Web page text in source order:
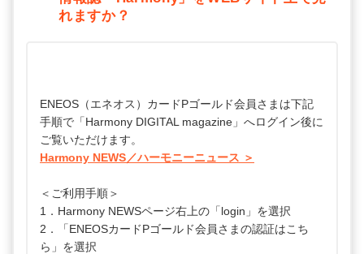
れますか？
ENEOS（エネオス）カードPゴールド会員さまは下記
手順で「Harmony DIGITAL magazine」へログイン後に
ご覧いただけます。
Harmony NEWS／ハーモニーニュース ＞
＜ご利用手順＞
1．Harmony NEWSページ右上の「login」を選択
2．「ENEOSカードPゴールド会員さまの認証はこち
ら」を選択